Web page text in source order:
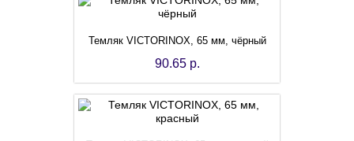
Темляк VICTORINOX, 65 мм, чёрный
90.65 р.